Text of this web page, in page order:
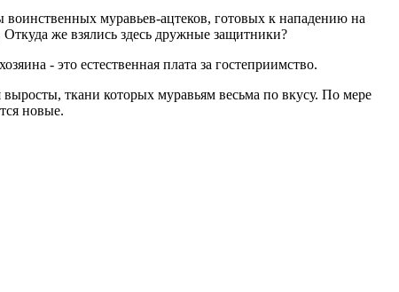
воинственных муравьев-ацтеков, готовых к нападению на
же взялись здесь дружные защитники?
- это естественная плата за гостеприимство.
ткани которых муравьям весьма по вкусу. По мере
новые.